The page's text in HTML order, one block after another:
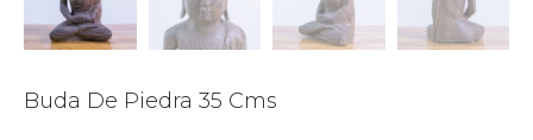
Buda De Piedra 35 Cms